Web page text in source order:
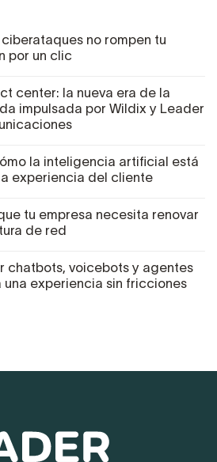
no rompen tu
por un clic
center: la nueva era de la
impulsada por Wildix y Leader
la inteligencia artificial está
experiencia del cliente
tu empresa necesita renovar
de red
chatbots, voicebots y agentes
una experiencia sin fricciones